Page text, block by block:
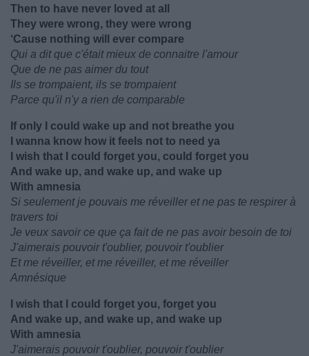
Then to have never loved at all
They were wrong, they were wrong
‘Cause nothing will ever compare
Qui a dit que c'était mieux de connaitre l'amour
Que de ne pas aimer du tout
Ils se trompaient, ils se trompaient
Parce qu'il n'y a rien de comparable
If only I could wake up and not breathe you
I wanna know how it feels not to need ya
I wish that I could forget you, could forget you
And wake up, and wake up, and wake up
With amnesia
Si seulement je pouvais me réveiller et ne pas te respirer à
travers toi
Je veux savoir ce que ça fait de ne pas avoir besoin de toi
J'aimerais pouvoir t'oublier, pouvoir t'oublier
Et me réveiller, et me réveiller, et me réveiller
Amnésique
I wish that I could forget you, forget you
And wake up, and wake up, and wake up
With amnesia
J'aimerais pouvoir t'oublier, pouvoir t'oublier